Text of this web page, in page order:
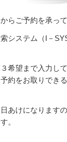
らご予約を承っ
システム（I－
希望まで入力し
約をお取りでき
あけになります
。